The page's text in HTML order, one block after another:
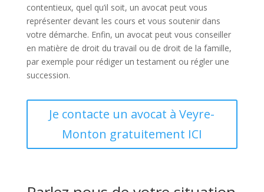
contentieux, quel qu’il soit, un avocat peut vous
représenter devant les cours et vous soutenir dans
votre démarche. Enfin, un avocat peut vous conseiller
en matière de droit du travail ou de droit de la famille,
par exemple pour rédiger un testament ou régler une
succession.
Je contacte un avocat à Veyre-
Monton gratuitement ICI